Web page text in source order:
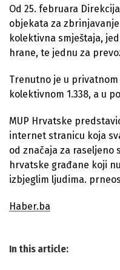
Od 25. februara
objekata za
kolektivna smještaja,
hrane, te jednu za
Trenutno je u privatnom
kolektivnom 1.338, a u
MUP Hrvatske
internet stranicu koja
od značaja za raseljeno
hrvatske građane koji
izbjeglim ljudima.
Haber.ba
In this article: